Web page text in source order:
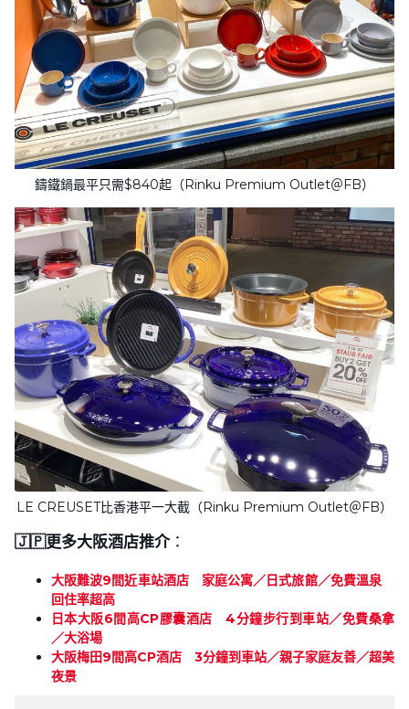
鑄鐵鍋最平只需$840起（Rinku Premium Outlet＠FB）
LE CREUSET比香港平一大截（Rinku Premium Outlet＠FB）
🇯🇵更多大阪酒店推介：
大阪難波9間近車站酒店 家庭公寓／日式旅館／免費溫泉
回住率超高
日本大阪6間高CP膠囊酒店 4分鐘步行到車站／免費桑拿
／大浴場
大阪梅田9間高CP酒店 3分鐘到車站／親子家庭友善／超美
夜景